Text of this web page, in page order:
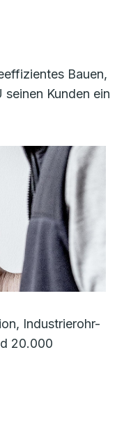
Bauen,
Kunden ein
Industrierohr-
20.000